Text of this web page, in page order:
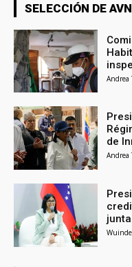
SELECCIÓN DE AVN
Andrea
de
Andrea